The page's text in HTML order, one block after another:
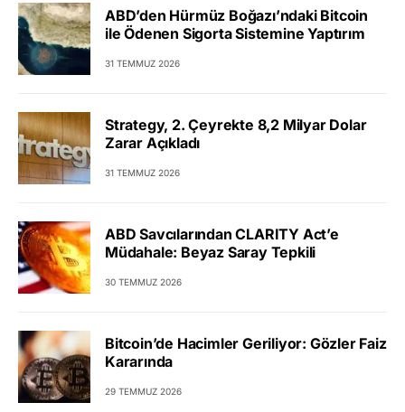
ABD’den Hürmüz Boğazı’ndaki Bitcoin
ile Ödenen Sigorta Sistemine Yaptırım
31 TEMMUZ 2026
Strategy, 2. Çeyrekte 8,2 Milyar Dolar
Zarar Açıkladı
31 TEMMUZ 2026
ABD Savcılarından CLARITY Act’e
Müdahale: Beyaz Saray Tepkili
30 TEMMUZ 2026
Bitcoin’de Hacimler Geriliyor: Gözler Faiz
Kararında
29 TEMMUZ 2026